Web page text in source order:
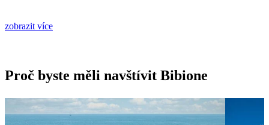
zobrazit více
Proč byste měli navštívit Bibione